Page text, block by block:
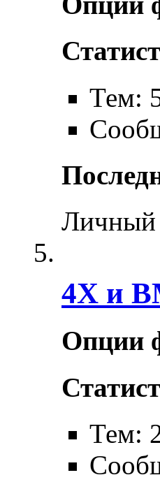
Тем:
Личный
4X и
Опции
Тем: